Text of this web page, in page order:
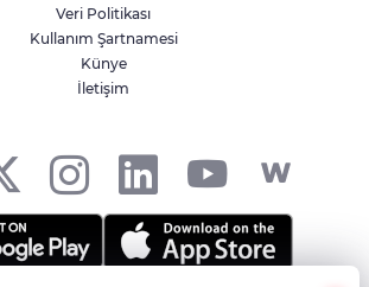
Atatürk Bulvarında Asfalt Yenileniyor
Veri Politikası
Kullanım Şartnamesi
Künye
İletişim